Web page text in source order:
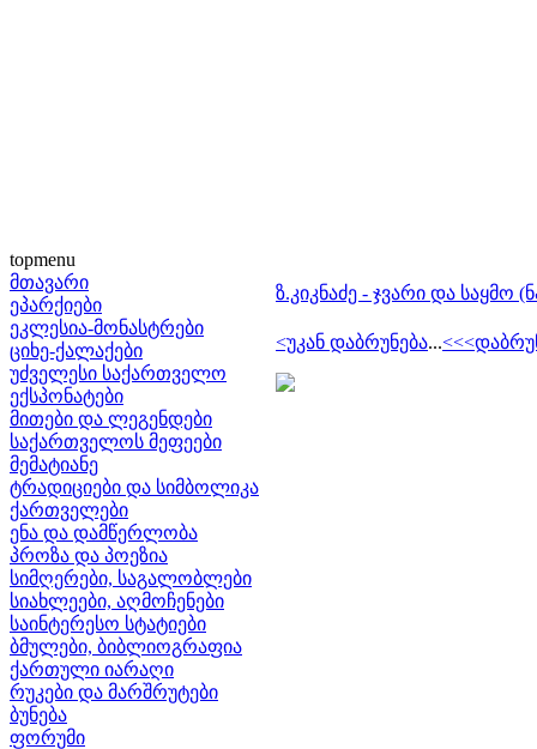
topmenu
მთავარი
ეპარქიები
ეკლესია-მონასტრები
ციხე-ქალაქები
უძველესი საქართველო
ექსპონატები
მითები და ლეგენდები
საქართველოს მეფეები
მემატიანე
ტრადიციები და სიმბოლიკა
ქართველები
ენა და დამწერლობა
პროზა და პოეზია
სიმღერები, საგალობლები
სიახლეები, აღმოჩენები
საინტერესო სტატიები
ბმულები, ბიბლიოგრაფია
ქართული იარაღი
რუკები და მარშრუტები
ბუნება
ფორუმი
ზ.კიკნაძე - ჯვარი და საყმო
<უკან დაბრუნება...